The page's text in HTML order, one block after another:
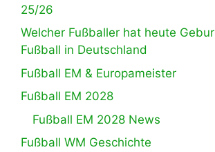
25/26
Welcher Fußballer hat heute
Fußball in Deutschland
Fußball EM & Europameister
Fußball EM 2028
Fußball EM 2028 News
Fußball WM Geschichte